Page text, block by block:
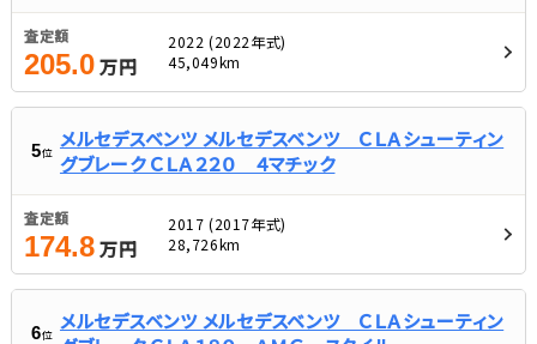
査定額
205.0万円
2022 (2022年式)
45,049km
5位
メルセデスベンツ メルセデスベンツ ＣＬＡシューティン
グブレーク ＣＬＡ２２０ ４マチック
査定額
174.8万円
2017 (2017年式)
28,726km
6位
メルセデスベンツ メルセデスベンツ ＣＬＡシューティン